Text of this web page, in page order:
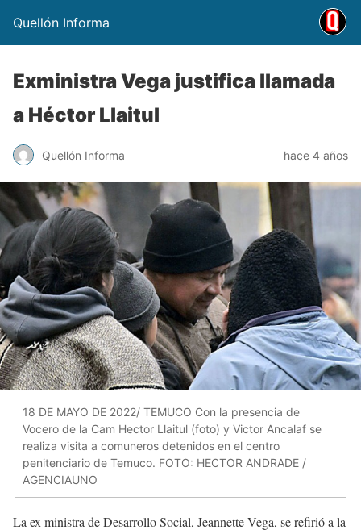
Quellón Informa
Exministra Vega justifica llamada
a Héctor Llaitul
Quellón Informa hace 4 años
18 DE MAYO DE 2022/ TEMUCO Con la presencia de
Vocero de la Cam Hector Llaitul (foto) y Victor Ancalaf se
realiza visita a comuneros detenidos en el centro
penitenciario de Temuco. FOTO: HECTOR ANDRADE /
AGENCIAUNO
La ex ministra de Desarrollo Social, Jeannette Vega, se refirió a la